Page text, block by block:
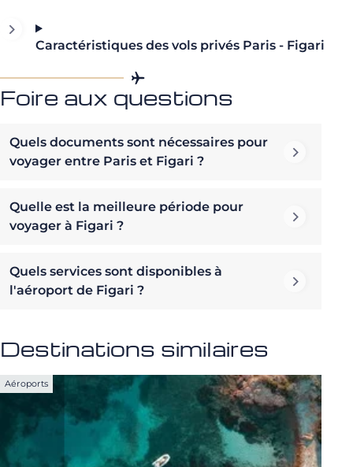
Caractéristiques des vols privés Paris - Figari
Foire aux questions
Quels documents sont nécessaires pour
voyager entre Paris et Figari ?
Quelle est la meilleure période pour
voyager à Figari ?
Quels services sont disponibles à
l'aéroport de Figari ?
Destinations similaires
Aéroports